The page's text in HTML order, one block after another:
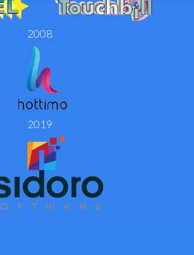
2008
2019